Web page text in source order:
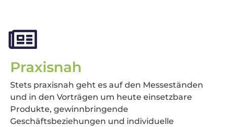
Praxisnah
Stets praxisnah geht es auf den Messeständen
und in den Vorträgen um heute einsetzbare
Produkte, gewinnbringende
Geschäftsbeziehungen und individuelle